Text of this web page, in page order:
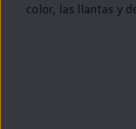
color, las llantas y